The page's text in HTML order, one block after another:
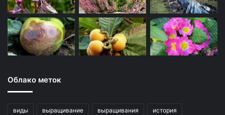
Облако меток
виды выращивание выращивания история